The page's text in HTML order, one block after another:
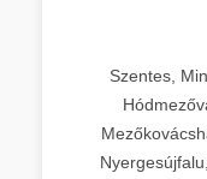
Szentes,